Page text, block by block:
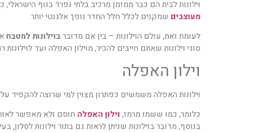
וילונות לבית הם כבר ממזמן מרכיב בלתי נפרד בנוף
מעוצבים שמקנים לכלל חלל החדר נופך אלגנטי יותר.
לעומת זאת, עולם הוילונות – בין אם מדוברבוילונות למטבח
סוגי וילונות שאתם חייבים להכיר, מוילון האפלה ועד
וילון האפלה
וילונות האפלה משמשים כפתרון מצוין למי שרוצה להקפיד
כלומר, כמו ששמו מרמז, וילון האפלה חוסם ולא מאפשר
בנוסף, מדובר בוילונות שניתן לראות גם בתור וילונות